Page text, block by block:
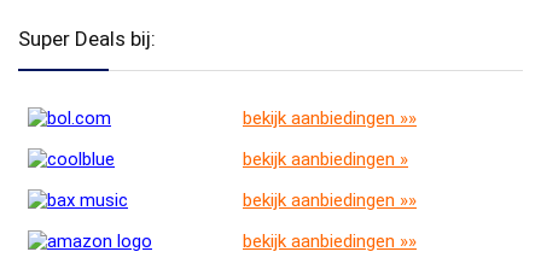
Super Deals bij:
bekijk aanbiedingen »»
bekijk aanbiedingen »
bekijk aanbiedingen »»
bekijk aanbiedingen »»